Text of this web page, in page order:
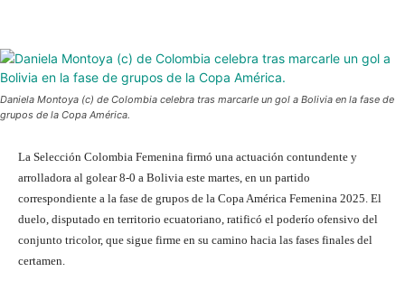
Daniela Montoya (c) de Colombia celebra tras marcarle un gol a Bolivia en la fase de
grupos de la Copa América.
La Selección Colombia Femenina firmó una actuación contundente y
arrolladora al golear 8-0 a Bolivia este martes, en un partido
correspondiente a la fase de grupos de la Copa América Femenina 2025. El
duelo, disputado en territorio ecuatoriano, ratificó el poderío ofensivo del
conjunto tricolor, que sigue firme en su camino hacia las fases finales del
certamen.